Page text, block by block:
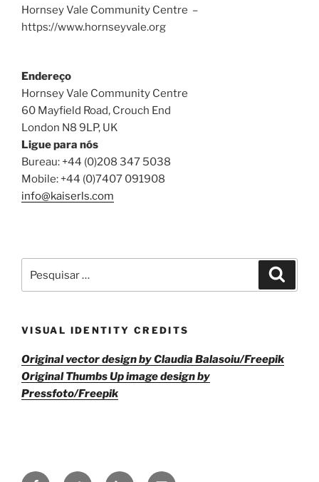
Hornsey Vale Community Centre –
https://www.hornseyvale.org
Endereço
Hornsey Vale Community Centre
60 Mayfield Road, Crouch End
London N8 9LP, UK
Ligue para nós
Bureau: +44 (0)208 347 5038
Mobile: +44 (0)7407 091908
info@kaiserls.com
por:
VISUAL IDENTITY CREDITS
Original vector design by Claudia Balasoiu/Freepik
Original Thumbs Up image design by
Pressfoto/Freepik